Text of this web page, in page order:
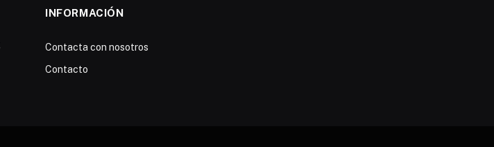
INFORMACIÓN
Contacta con nosotros
Contacto